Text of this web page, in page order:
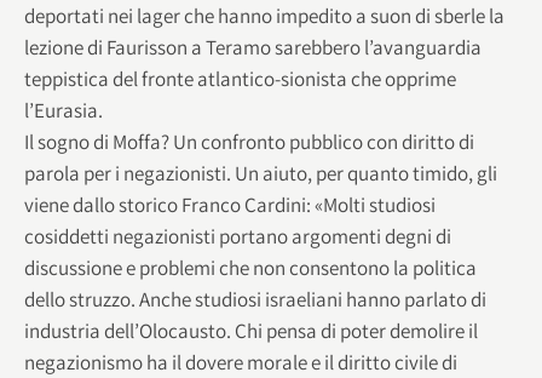
deportati nei lager che hanno impedito a suon di sberle la
lezione di Faurisson a Teramo sarebbero l’avanguardia
teppistica del fronte atlantico-sionista che opprime
l’Eurasia.
Il sogno di Moffa? Un confronto pubblico con diritto di
parola per i negazionisti. Un aiuto, per quanto timido, gli
viene dallo storico Franco Cardini: «Molti studiosi
cosiddetti negazionisti portano argomenti degni di
discussione e problemi che non consentono la politica
dello struzzo. Anche studiosi israeliani hanno parlato di
industria dell’Olocausto. Chi pensa di poter demolire il
negazionismo ha il dovere morale e il diritto civile di